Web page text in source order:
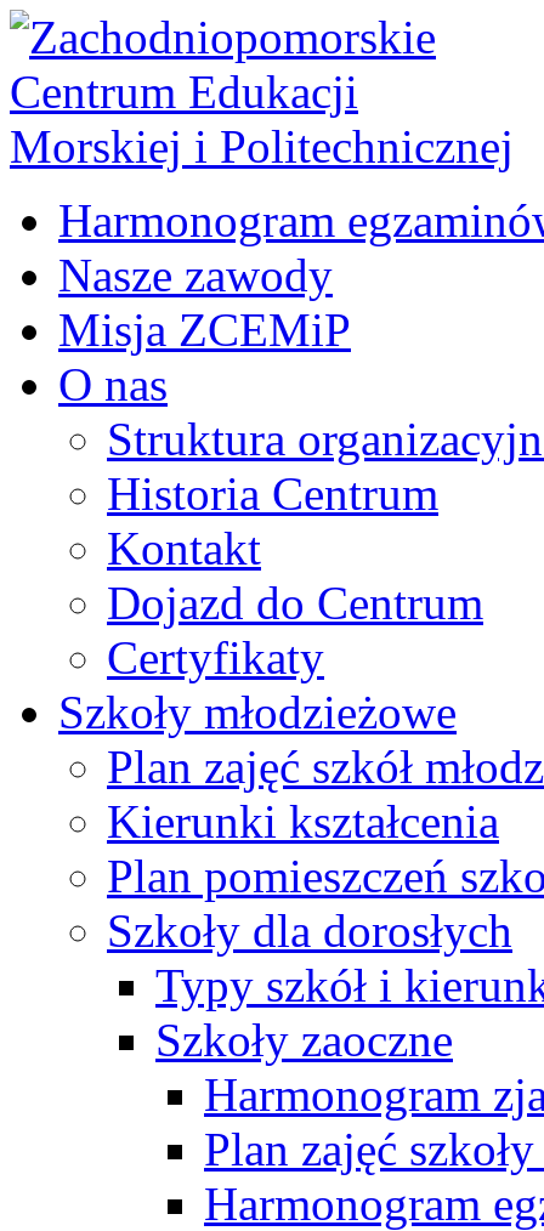
Harmonogram
Nasze zawody
Misja ZCEMiP
O nas
Struktura
Historia Centrum
Kontakt
Dojazd do Centrum
Certyfikaty
Szkoły młodzieżowe
Plan zajęć szkół
Kierunki kształcenia
Plan pomieszczeń
Szkoły dla dorosłych
Typy szkół i
Szkoły zaoczne
Harmonogram
Plan zajęć
Harmonogram